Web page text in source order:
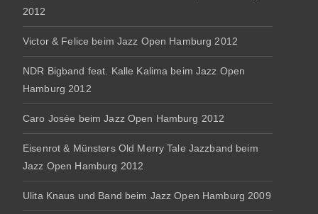
2012
Victor & Felice beim Jazz Open Hamburg 2012
NDR Bigband feat. Kalle Kalima beim Jazz Open
Hamburg 2012
Caro Josée beim Jazz Open Hamburg 2012
Eisenrot & Münsters Old Merry Tale Jazzband beim
Jazz Open Hamburg 2012
Ulita Knaus und Band beim Jazz Open Hamburg 2009